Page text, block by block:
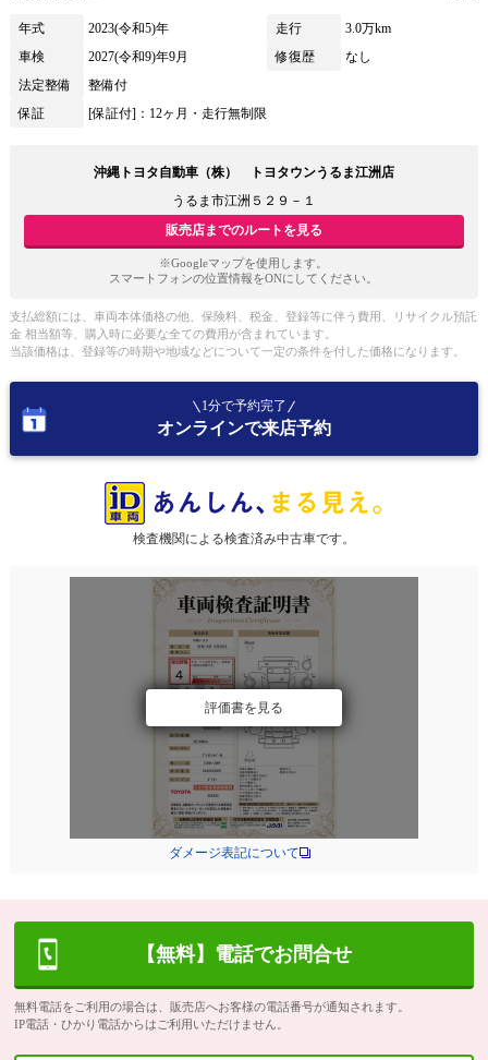
年式 2023(令和5)年 走行
3.0万km
車検
2027(令和9)年9月 修復歴
なし
法定整備
整備付
保証
[保証付]：12ヶ月・走行無制限
沖縄トヨタ自動車（株） トヨタウンうるま江洲店
うるま市江洲５２９－１
販売店までのルートを見る
※Googleマップを使用します。
スマートフォンの位置情報をONにしてください。
支払総額には、車両本体価格の他、保険料、税金、登録等に伴う費用、リサイクル預託
金 相当額等、購入時に必要な全ての費用が含まれています。
当該価格は、登録等の時期や地域などについて一定の条件を付した価格になります。
1分で予約完了
オンラインで来店予約
検査機関による検査済み中古車です。
評価書を見る
ダメージ表記について
【無料】電話でお問合せ
無料電話をご利用の場合は、販売店へお客様の電話番号が通知されます。
IP電話・ひかり電話からはご利用いただけません。